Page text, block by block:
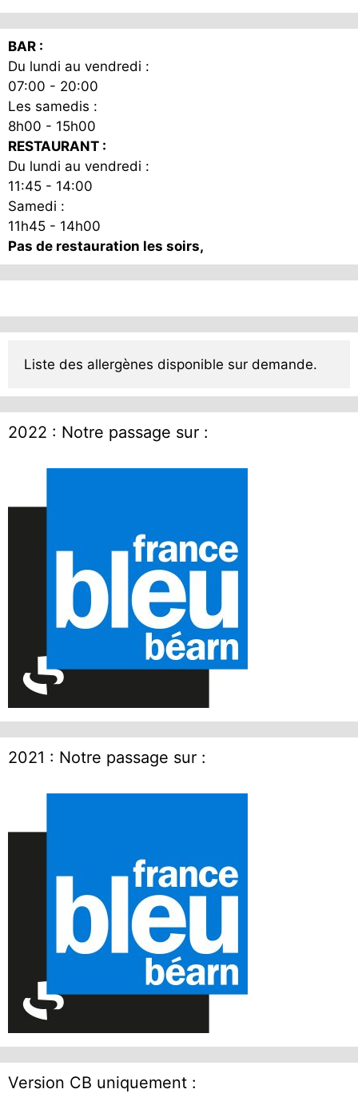
la
BAR :
Du lundi au vendredi :
07:00 - 20:00
Les samedis :
8h00 - 15h00
RESTAURANT :
Du lundi au vendredi :
11:45 - 14:00
Samedi :
11h45 - 14h00
Pas de restauration les soirs,
Liste des allergènes disponible sur demande.
2022 : Notre passage sur :
2021 : Notre passage sur :
Version CB uniquement :